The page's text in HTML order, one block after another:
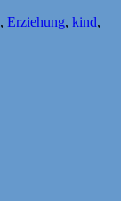
, Erziehung, kind,